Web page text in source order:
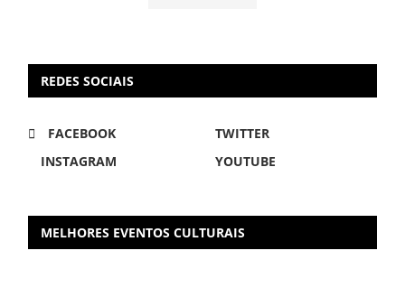
REDES SOCIAIS
FACEBOOK
TWITTER
INSTAGRAM
YOUTUBE
MELHORES EVENTOS CULTURAIS